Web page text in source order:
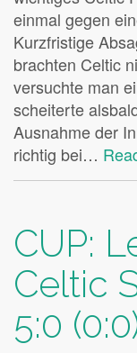
einmal gegen
Kurzfristige
brachten Celtic
versuchte man
scheiterte
Ausnahme der
richtig bei…
CUP:
Celtic
5:0